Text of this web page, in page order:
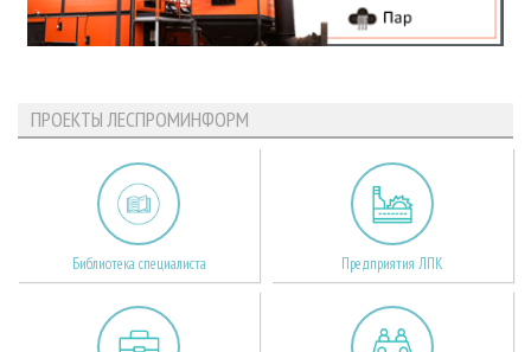
ПРОЕКТЫ ЛЕСПРОМИНФОРМ
Библиотека специалиста Предприятия ЛПК